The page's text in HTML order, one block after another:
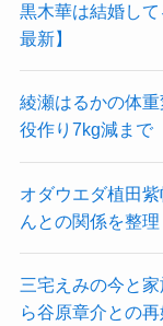
黒木華は結婚し
最新】
綾瀬はるかの体
役作り7kg減まで
オダウエダ植田
んとの関係を整理
三宅えみの今と
ら谷原章介との